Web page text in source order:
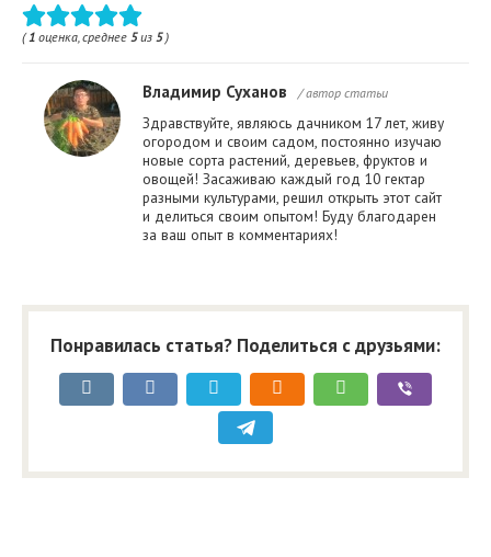
(1 оценка, среднее 5из 5)
Владимир Суханов / автор статьи
Здравствуйте, являюсь дачником 17 лет, живу
огородом и своим садом, постоянно изучаю
новые сорта растений, деревьев, фруктов и
овощей! Засаживаю каждый год 10 гектар
разными культурами, решил открыть этот сайт
и делиться своим опытом! Буду благодарен
за ваш опыт в комментариях!
Понравилась статья? Поделиться с друзьями: